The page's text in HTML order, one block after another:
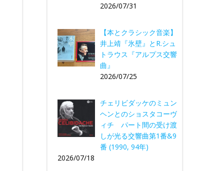
2026/07/31
【本とクラシック音楽】
井上靖『氷壁』とR.シュ
トラウス『アルプス交響
曲』
2026/07/25
チェリビダッケのミュン
ヘンとのショスタコーヴ
ィチ パート間の受け渡
しが光る交響曲第1番&9
番 (1990, 94年)
2026/07/18